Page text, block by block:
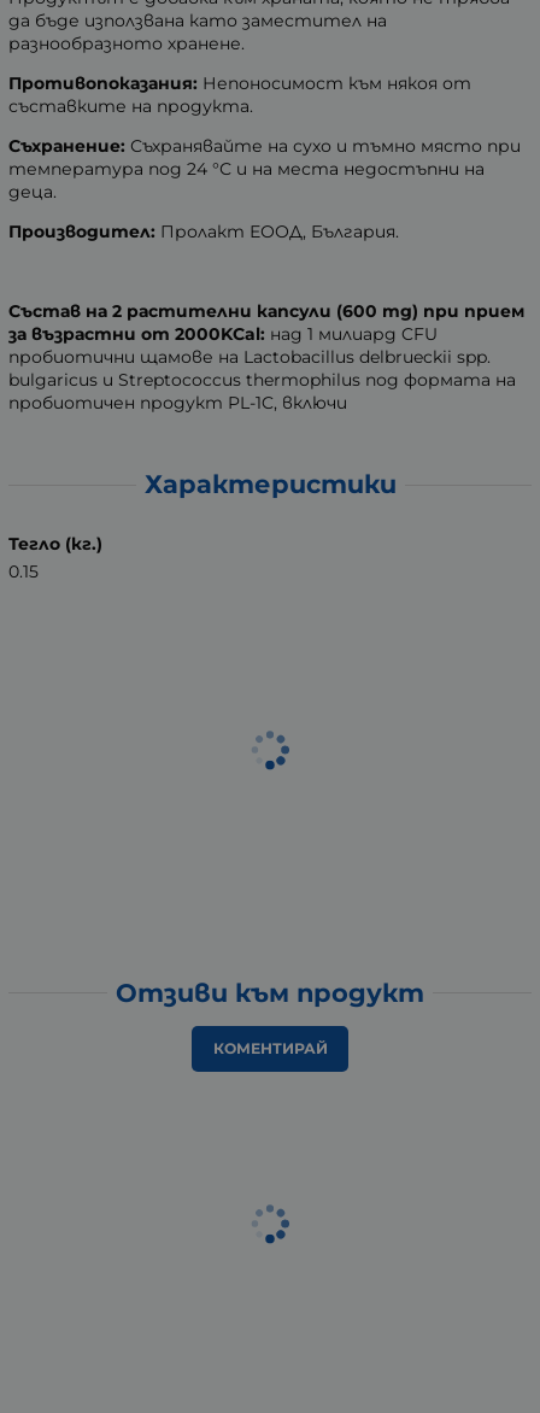
да бъде използвана като заместител на
разнообразното хранене.
Противопоказания: Непоносимост към някоя от
съставките на продукта.
Съхранение: Съхранявайте на сухо и тъмно място при
температура под 24 °С и на места недостъпни на
деца.
Производител: Пролакт ЕООД, България.
Състав на 2 растителни капсули (600 mg) при прием
за възрастни от 2000KCal: над 1 милиард CFU
пробиотични щамове на Lactobacillus delbrueckii spp.
bulgaricus и Streptococcus thermophilus под формата на
пробиотичен продукт PL-1C, включи
Характеристики
Тегло (кг.)
0.15
Отзиви към продукт
КОМЕНТИРАЙ